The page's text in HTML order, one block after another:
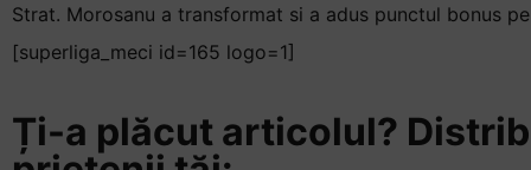
Strat. Morosanu a transformat si a adus punctul bonus
[superliga_meci id=165 logo=1]
Ți-a plăcut articolul?